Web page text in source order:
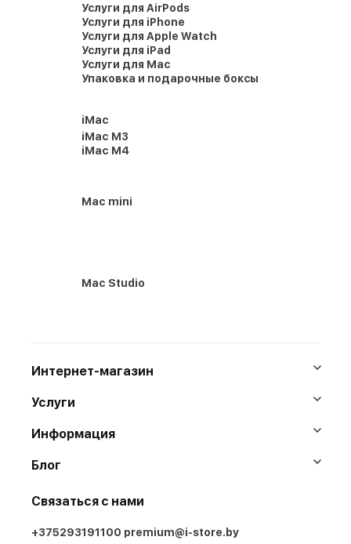
Услуги для AirPods
Услуги для iPhone
Услуги для Apple Watch
Услуги для iPad
Услуги для Mac
Упаковка и подарочные боксы
iMac
iMac M3
iMac M4
Mac mini
Mac Studio
Интернет-магазин
Услуги
Информация
Блог
Связаться с нами
+375293191100 premium@i-store.by